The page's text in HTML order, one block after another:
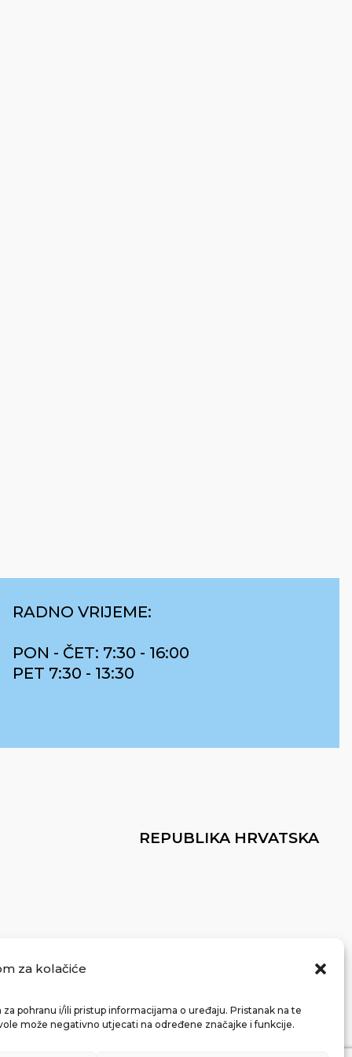
za kolačiće
pohranu i/ili pristup informacijama o uređaju. Pristanak na te
može negativno utjecati na određene značajke i funkcije.
RADNO VRIJEME:
PON - ČET: 7:30 - 16:00
PET 7:30 - 13:30
REPUBLIKA HRVATSKA